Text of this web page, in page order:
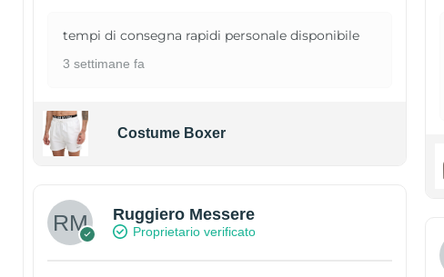
tempi di consegna rapidi personale disponibile
3 settimane fa
Costume Boxer
Ruggiero Messere
Proprietario verificato